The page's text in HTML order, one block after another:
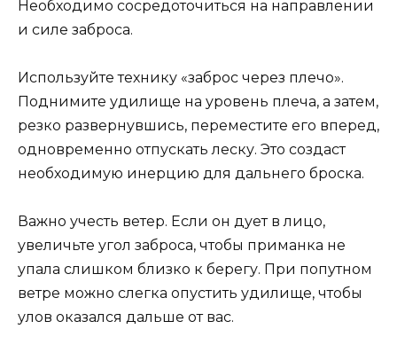
Необходимо сосредоточиться на направлении
и силе заброса.
Используйте технику «заброс через плечо».
Поднимите удилище на уровень плеча, а затем,
резко развернувшись, переместите его вперед,
одновременно отпускать леску. Это создаст
необходимую инерцию для дальнего броска.
Важно учесть ветер. Если он дует в лицо,
увеличьте угол заброса, чтобы приманка не
упала слишком близко к берегу. При попутном
ветре можно слегка опустить удилище, чтобы
улов оказался дальше от вас.